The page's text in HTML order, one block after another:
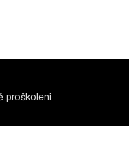
proškoleni